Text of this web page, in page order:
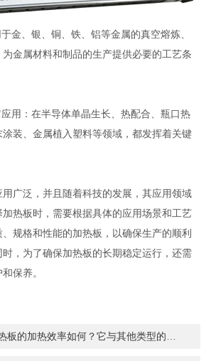
、银、铜、铁、铝等金属的真空熔炼、
金属材料和制品的生产提供必要的工艺条
：在半导体单晶生长、热配合、瓶口热
装、金属植入塑料等领域，都发挥着关键
泛，并且随着科技的发展，其应用领域
热板时，需要根据具体的应用场景和工艺
规格和性能的加热板，以确保生产的顺利
，为了确保加热板的长期稳定运行，还需
保养。
加热效率如何？它与其他类型的加热设备相比有何优势？